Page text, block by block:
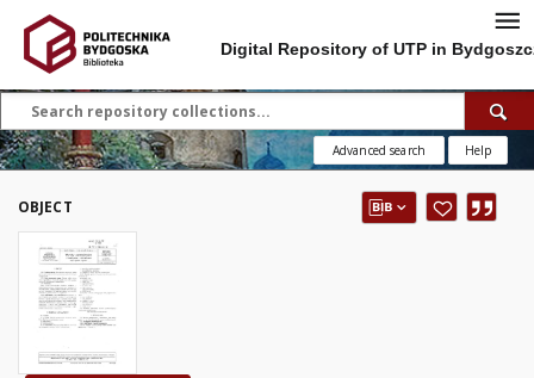
Digital Repository of UTP in
Advanced search Help
OBJECT